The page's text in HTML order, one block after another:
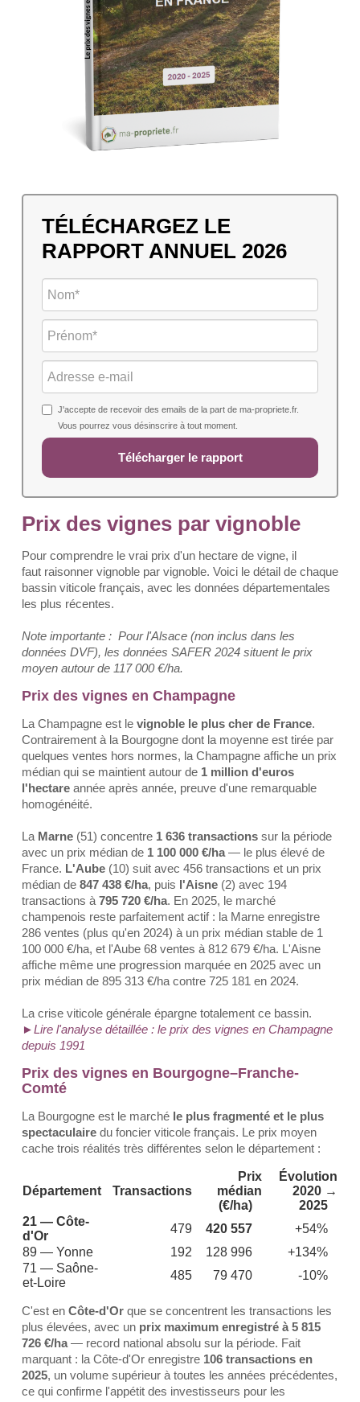
TÉLÉCHARGEZ LE
RAPPORT ANNUEL 2026
J'accepte de recevoir des emails de la part de ma-propriete.fr.
Vous pourrez vous désinscrire à tout moment.
Télécharger le rapport
Prix des vignes par vignoble
Pour comprendre le vrai prix d'un hectare de vigne, il
faut raisonner vignoble par vignoble. Voici le détail de chaque
bassin viticole français, avec les données départementales
les plus récentes.
Note importante : Pour l'Alsace (non inclus dans les
données DVF), les données SAFER 2024 situent le prix
moyen autour de 117 000 €/ha.
Prix des vignes en Champagne
La Champagne est le vignoble le plus cher de France.
Contrairement à la Bourgogne dont la moyenne est tirée par
quelques ventes hors normes, la Champagne affiche un prix
médian qui se maintient autour de 1 million d'euros
l'hectare année après année, preuve d'une remarquable
homogénéité.
La Marne (51) concentre 1 636 transactions sur la période
avec un prix médian de 1 100 000 €/ha — le plus élevé de
France. L'Aube (10) suit avec 456 transactions et un prix
médian de 847 438 €/ha, puis l'Aisne (2) avec 194
transactions à 795 720 €/ha. En 2025, le marché
champenois reste parfaitement actif : la Marne enregistre
286 ventes (plus qu'en 2024) à un prix médian stable de 1
100 000 €/ha, et l'Aube 68 ventes à 812 679 €/ha. L'Aisne
affiche même une progression marquée en 2025 avec un
prix médian de 895 313 €/ha contre 725 181 en 2024.
La crise viticole générale épargne totalement ce bassin.
►Lire l'analyse détaillée : le prix des vignes en Champagne
depuis 1991
Prix des vignes en Bourgogne–Franche-
Comté
La Bourgogne est le marché le plus fragmenté et le plus
spectaculaire du foncier viticole français. Le prix moyen
cache trois réalités très différentes selon le département :
Département Transactions
Prix
médian
(€/ha)
Évolution
2020 →
2025
21 — Côte-
d'Or
479 420 557
+54%
89 — Yonne
192 128 996
+134%
71 — Saône-
et-Loire
485 79 470 -10%
C'est en Côte-d'Or que se concentrent les transactions les
plus élevées, avec un prix maximum enregistré à 5 815
726 €/ha — record national absolu sur la période. Fait
marquant : la Côte-d'Or enregistre 106 transactions en
2025, un volume supérieur à toutes les années précédentes,
ce qui confirme l'appétit des investisseurs pour les